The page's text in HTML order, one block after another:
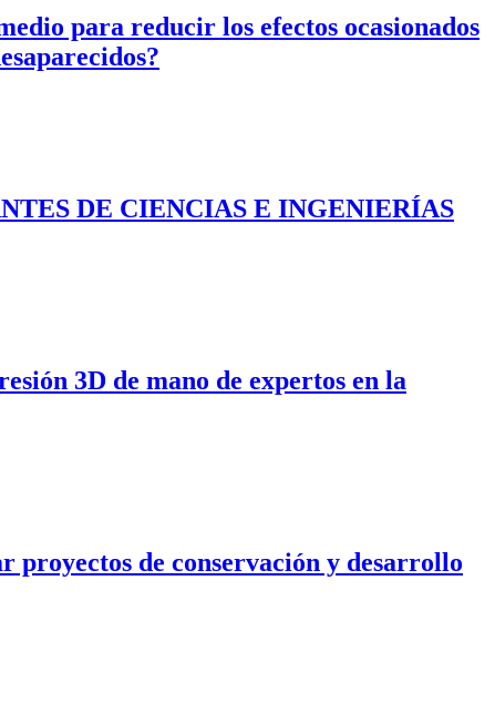
para reducir los efectos ocasionados
DE CIENCIAS E INGENIERÍAS
3D de mano de expertos en la
proyectos de conservación y desarrollo